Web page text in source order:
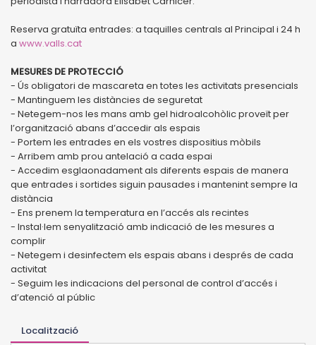
Reserva gratuïta entrades: a taquilles centrals al Principal i 24 h
a www.valls.cat
MESURES DE PROTECCIÓ
- Ús obligatori de mascareta en totes les activitats presencials
- Mantinguem les distàncies de seguretat
- Netegem-nos les mans amb gel hidroalcohòlic proveït per
l’organització abans d’accedir als espais
- Portem les entrades en els vostres dispositius mòbils
- Arribem amb prou antelació a cada espai
- Accedim esglaonadament als diferents espais de manera
que entrades i sortides siguin pausades i mantenint sempre la
distància
- Ens prenem la temperatura en l’accés als recintes
- Instal·lem senyalització amb indicació de les mesures a
complir
- Netegem i desinfectem els espais abans i després de cada
activitat
- Seguim les indicacions del personal de control d’accés i
d’atenció al públic
Localització